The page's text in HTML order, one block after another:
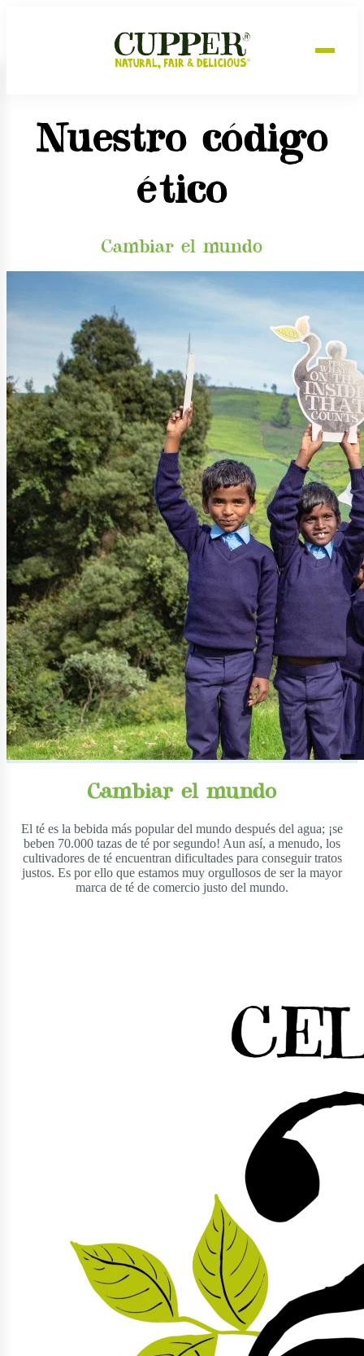
Nuestro código
ético
Cambiar el mundo
Cambiar el mundo
El té es la bebida más popular del mundo después del agua; ¡se
beben 70.000 tazas de té por segundo! Aun así, a menudo, los
cultivadores de té encuentran dificultades para conseguir tratos
justos. Es por ello que estamos muy orgullosos de ser la mayor
marca de té de comercio justo del mundo.